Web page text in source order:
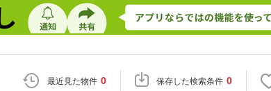
最近見た物件 0 保存した検索条件 0